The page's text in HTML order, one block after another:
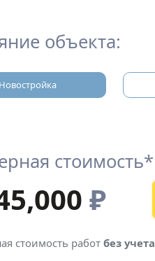
объекта:
Новостройка
стоимость*
₽
стоимость работ без